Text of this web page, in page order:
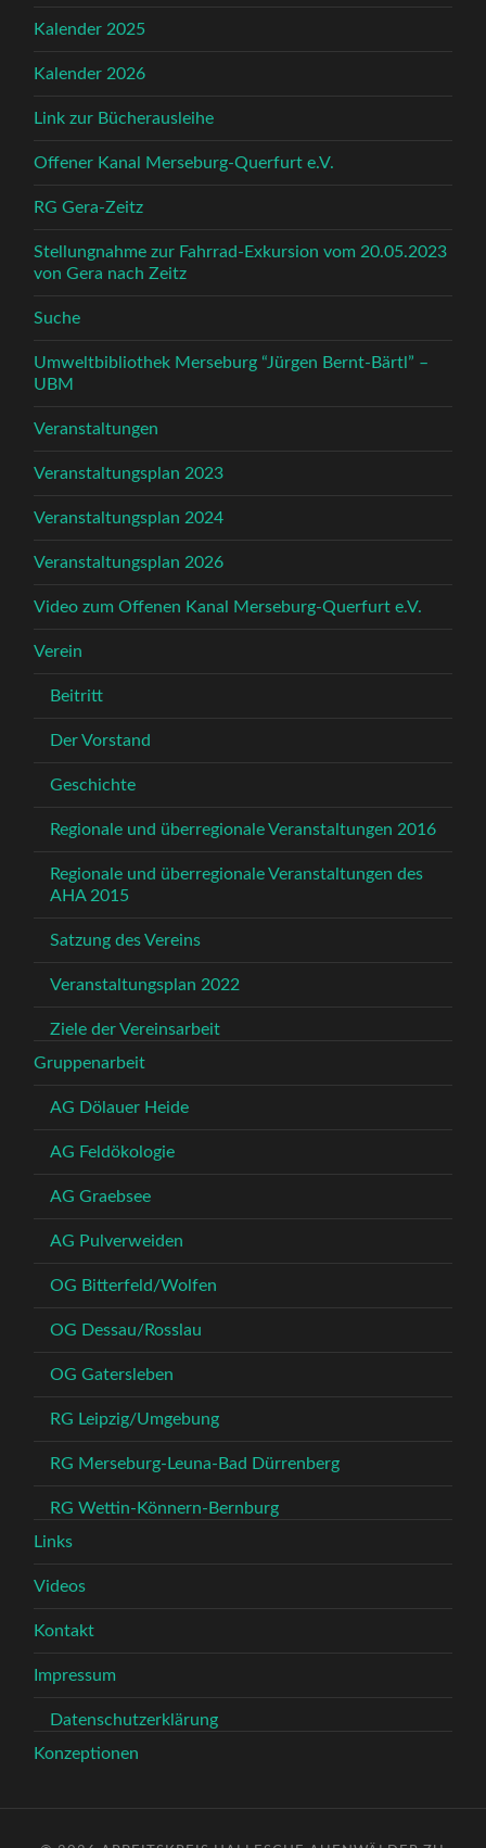
Kalender 2025
Kalender 2026
Link zur Bücherausleihe
Offener Kanal Merseburg-Querfurt e.V.
RG Gera-Zeitz
Stellungnahme zur Fahrrad-Exkursion vom 20.05.2023
von Gera nach Zeitz
Suche
Umweltbibliothek Merseburg “Jürgen Bernt-Bärtl” –
UBM
Veranstaltungen
Veranstaltungsplan 2023
Veranstaltungsplan 2024
Veranstaltungsplan 2026
Video zum Offenen Kanal Merseburg-Querfurt e.V.
Verein
Beitritt
Der Vorstand
Geschichte
Regionale und überregionale Veranstaltungen 2016
Regionale und überregionale Veranstaltungen des
AHA 2015
Satzung des Vereins
Veranstaltungsplan 2022
Ziele der Vereinsarbeit
Gruppenarbeit
AG Dölauer Heide
AG Feldökologie
AG Graebsee
AG Pulverweiden
OG Bitterfeld/Wolfen
OG Dessau/Rosslau
OG Gatersleben
RG Leipzig/Umgebung
RG Merseburg-Leuna-Bad Dürrenberg
RG Wettin-Könnern-Bernburg
Links
Videos
Kontakt
Impressum
Datenschutzerklärung
Konzeptionen